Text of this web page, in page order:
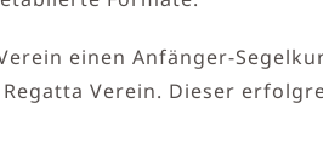
einen Anfänger-
Verein. Dieser